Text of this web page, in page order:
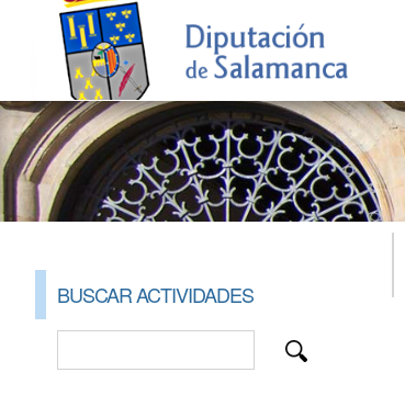
BUSCAR ACTIVIDADES